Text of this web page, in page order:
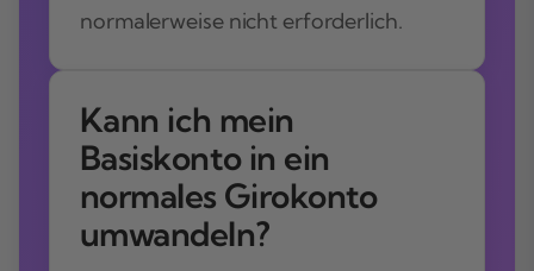
normalerweise nicht erforderlich.
Kann ich mein
Basiskonto in ein
normales Girokonto
umwandeln?